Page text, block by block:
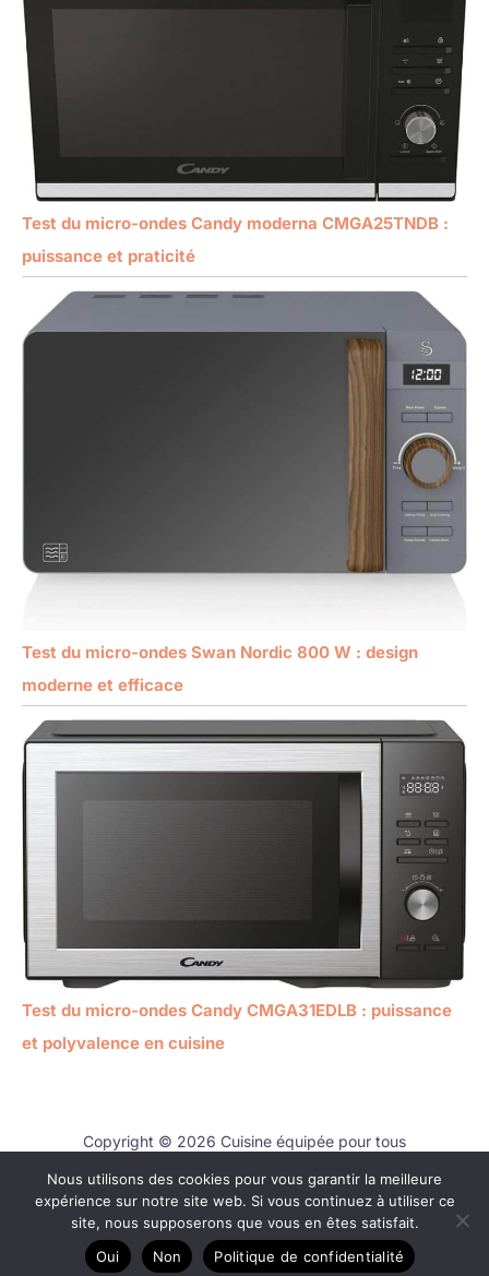
Test du micro-ondes Candy moderna CMGA25TNDB :
puissance et praticité
Test du micro-ondes Swan Nordic 800 W : design
moderne et efficace
Test du micro-ondes Candy CMGA31EDLB : puissance
et polyvalence en cuisine
Copyright © 2026 Cuisine équipée pour tous
Contact
Mentions légales
Politique de confidentialité
Nous utilisons des cookies pour vous garantir la meilleure
expérience sur notre site web. Si vous continuez à utiliser ce
site, nous supposerons que vous en êtes satisfait.
Oui
Non Politique de confidentialité